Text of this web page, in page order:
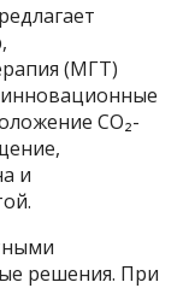
(МГТ)
инновационные
CO₂-
и
решения. При